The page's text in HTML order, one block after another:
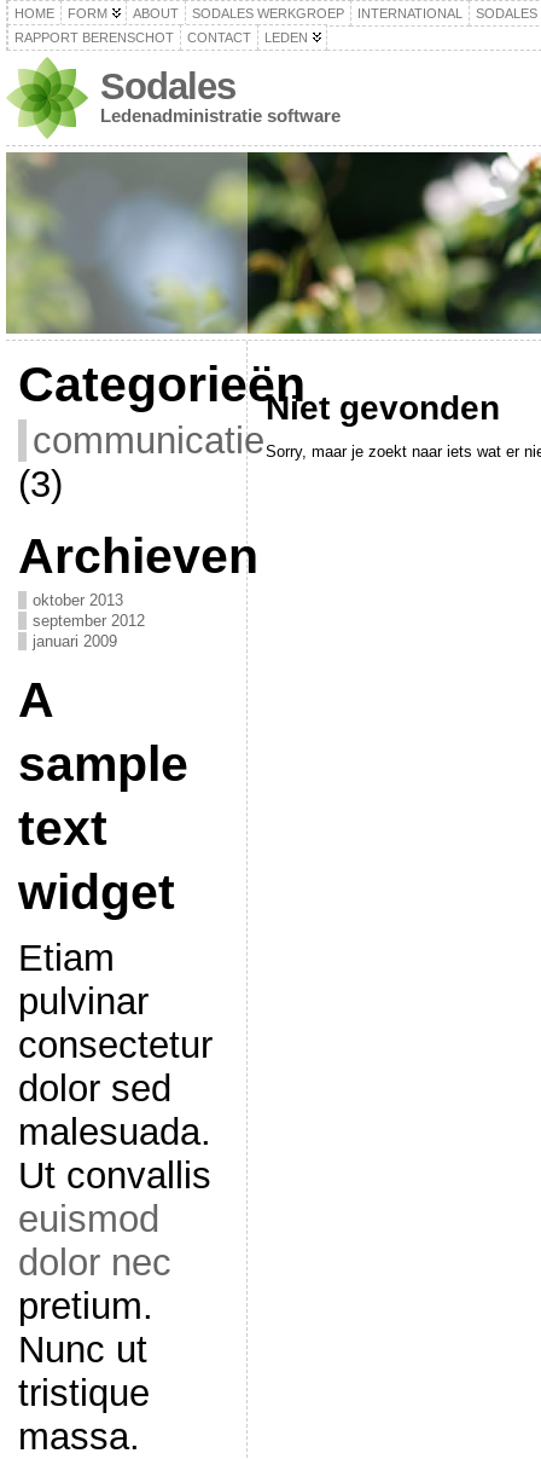
HOME FORM ABOUT SODALES WERKGROEP INTERNATIONAL
SODALES
RAPPORT BERENSCHOT
CONTACT LEDEN
Sodales
Ledenadministratie software
Categorieën
communicatie
(3)
Archieven
oktober 2013
september 2012
januari 2009
A
sample
text
widget
Etiam
pulvinar
consectetur
dolor sed
malesuada.
Ut convallis
euismod
dolor nec
pretium.
Nunc ut
tristique
massa.
Niet gevonden
Sorry, maar je zoekt naar iets wat er